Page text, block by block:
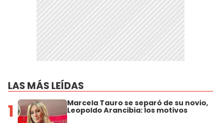
LAS MÁS LEÍDAS
1 Marcela Tauro se separó de su novio,
Leopoldo Arancibia: los motivos